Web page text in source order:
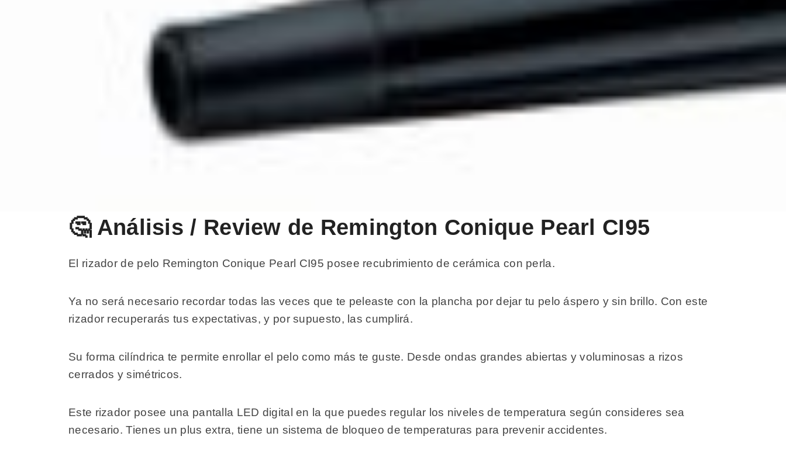
🤔 Análisis / Review de Remington Conique Pearl CI95
El rizador de pelo Remington Conique Pearl CI95 posee recubrimiento de cerámica con perla.
Ya no será necesario recordar todas las veces que te peleaste con la plancha por dejar tu pelo áspero y sin brillo. Con este
rizador recuperarás tus expectativas, y por supuesto, las cumplirá.
Su forma cilíndrica te permite enrollar el pelo como más te guste. Desde ondas grandes abiertas y voluminosas a rizos
cerrados y simétricos.
Este rizador posee una pantalla LED digital en la que puedes regular los niveles de temperatura según consideres sea
necesario. Tienes un plus extra, tiene un sistema de bloqueo de temperaturas para prevenir accidentes.